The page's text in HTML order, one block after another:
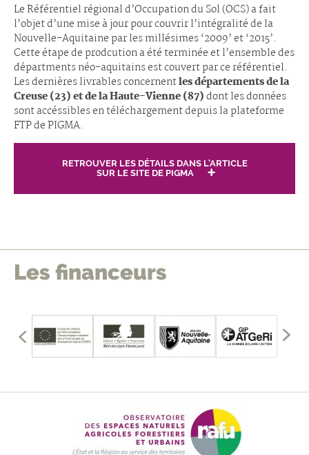
Le Référentiel régional d’Occupation du Sol (OCS) a fait
l’objet d’une mise à jour pour couvrir l’intégralité de la
Nouvelle-Aquitaine par les millésimes ‘2009’ et ‘2015’.
Cette étape de prodcution a été terminée et l’ensemble des
départments néo-aquitains est couvert par ce référentiel.
Les dernières livrables concernentles départements de la
Creuse (23) et de la Haute-Vienne (87)dont les données
sont accéssibles en téléchargement depuis la plateforme
FTP de PIGMA.
RETROUVER LES DÉTAILS DANS L'ARTICLE
SUR LE SITE DE PIGMA
Les financeurs
les